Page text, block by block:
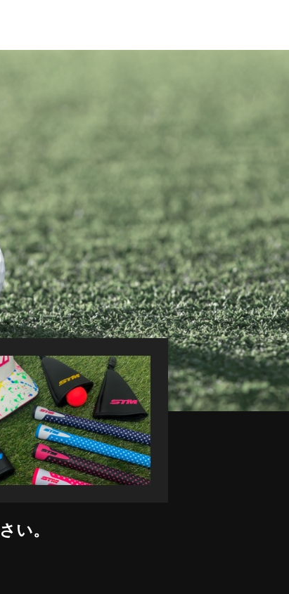
い。